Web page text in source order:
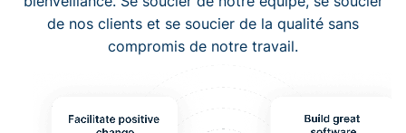
de nos clients et se soucier de la qualité sans
compromis de notre travail.